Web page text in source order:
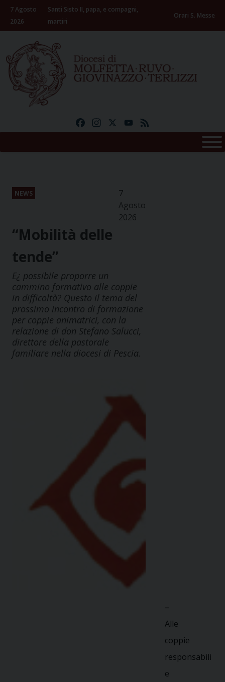
Skip
content
7 Agosto
2026
Santi Sisto II, papa, e compagni,
martiri
Orari S. Messe
FacebookInstagramYouTube
NEWS
7
Agosto
2026
“Mobilità delle
tende”
E¿ possibile proporre un
cammino formativo alle coppie
in difficoltà? Questo il tema del
prossimo incontro di formazione
per coppie animatrici, con la
relazione di don Stefano Salucci,
direttore della pastorale
familiare nella diocesi di Pescia.
–
Alle
coppie
responsabili
e